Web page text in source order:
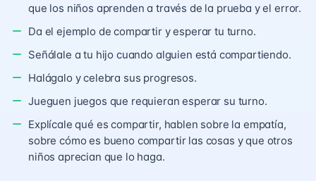
que los niños aprenden a través de la prueba y el error.
Da el ejemplo de compartir y esperar tu turno.
Señálale a tu hijo cuando alguien está compartiendo.
Halágalo y celebra sus progresos.
Jueguen juegos que requieran esperar su turno.
Explícale qué es compartir, hablen sobre la empatía,
sobre cómo es bueno compartir las cosas y que otros
niños aprecian que lo haga.